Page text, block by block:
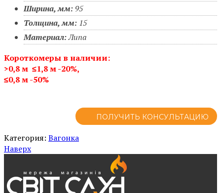
Ширина, мм: 95
Толщина, мм: 15
Материал:Липа
Короткомеры в наличии:
>0,8 м ≤1,8 м-20%,
≤0,8 м -50%
ПОЛУЧИТЬ КОНСУЛЬТАЦИЮ
Категория: Вагонка
Наверх